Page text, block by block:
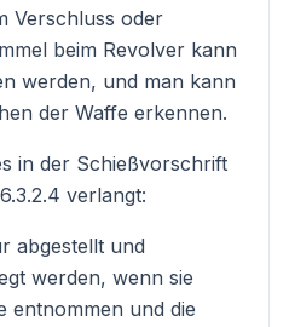
Verschluss oder
beim Revolver kann
werden, und man kann
der Waffe erkennen.
in der Schießvorschrift
verlangt:
abgestellt und
werden, wenn sie
entnommen und die